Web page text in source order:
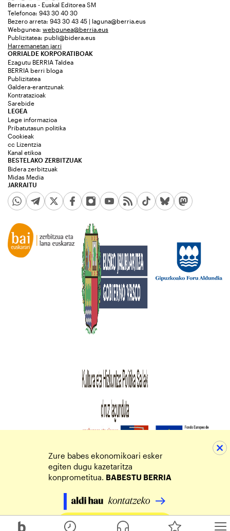
Berria.eus - Euskal Editorea SM
Telefonoa: 943 30 40 30
Bezero arreta: 943 30 43 45 | laguna@berria.eus
Webgunea: webgunea@berria.eus
Publizitatea: publi@bidera.eus
Harremanetan jarri
ORRIALDE KORPORATIBOAK
Ezagutu BERRIA Taldea
BERRIA berri bloga
Publizitatea
Galdera-erantzunak
Kontratazioak
Sarebide
JARRAITU
LEGEA
Lege informazioa
Pribatutasun politika
Cookieak
cc Lizentzia
Kanal etikoa
BESTELAKO ZERBITZUAK
Bidera zerbitzuak
Midas Media
Zure babes ekonomikoari esker
egiten dugu kazetaritza
konprometitua. BABESTU BERRIA
Egin zure ekarpena